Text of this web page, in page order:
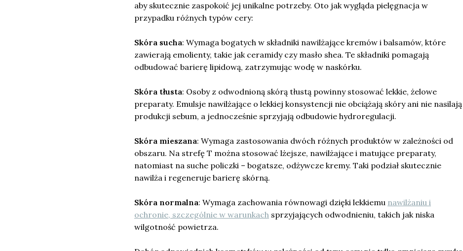
aby skutecznie zaspokoić jej unikalne potrzeby. Oto jak wygląda pielęgnacja w
przypadku różnych typów cery:
Skóra sucha: Wymaga bogatych w składniki nawilżające kremów i balsamów, które
zawierają emolienty, takie jak ceramidy czy masło shea. Te składniki pomagają
odbudować barierę lipidową, zatrzymując wodę w naskórku.
Skóra tłusta: Osoby z odwodnioną skórą tłustą powinny stosować lekkie, żelowe
preparaty. Emulsje nawilżające o lekkiej konsystencji nie obciążają skóry ani nie nasilają
produkcji sebum, a jednocześnie sprzyjają odbudowie hydroregulacji.
Skóra mieszana: Wymaga zastosowania dwóch różnych produktów w zależności od
obszaru. Na strefę T można stosować lżejsze, nawilżające i matujące preparaty,
natomiast na suche policzki – bogatsze, odżywcze kremy. Taki podział skutecznie
nawilża i regeneruje barierę skórną.
Skóra normalna: Wymaga zachowania równowagi dzięki lekkiemu nawilżaniu i
ochronie, szczególnie w warunkach sprzyjających odwodnieniu, takich jak niska
wilgotność powietrza.